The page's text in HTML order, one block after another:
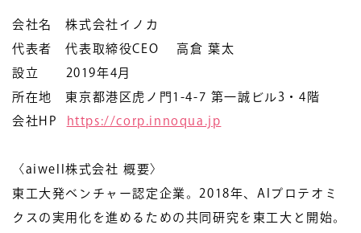
会社名 株式会社イノカ
代表者 代表取締役CEO 高倉 葉太
設立 2019年4月
所在地 東京都港区虎ノ門1-4-7 第一誠ビル3・4階
会社HP
https://corp.innoqua.jp
〈aiwell株式会社 概要〉
東工大発ベンチャー認定企業。2018年、AIプロテオミ
クスの実用化を進めるための共同研究を東工大と開始。